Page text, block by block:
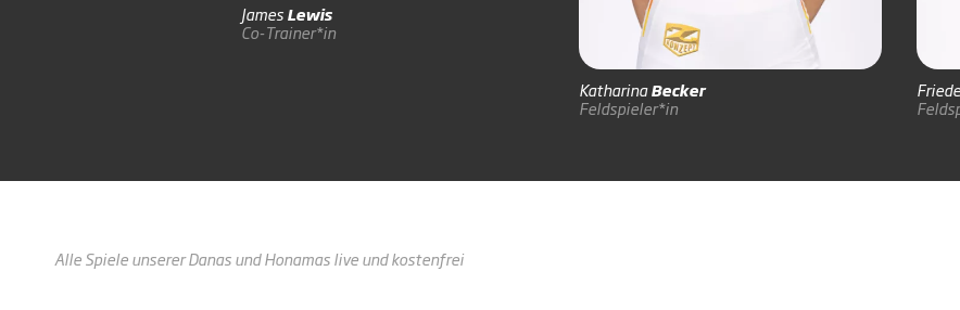
JamesLewis
Co-Trainer*in
KatharinaBecker
Feldspieler*in
Alle Spiele unserer Danas und Honamas live und kostenfrei